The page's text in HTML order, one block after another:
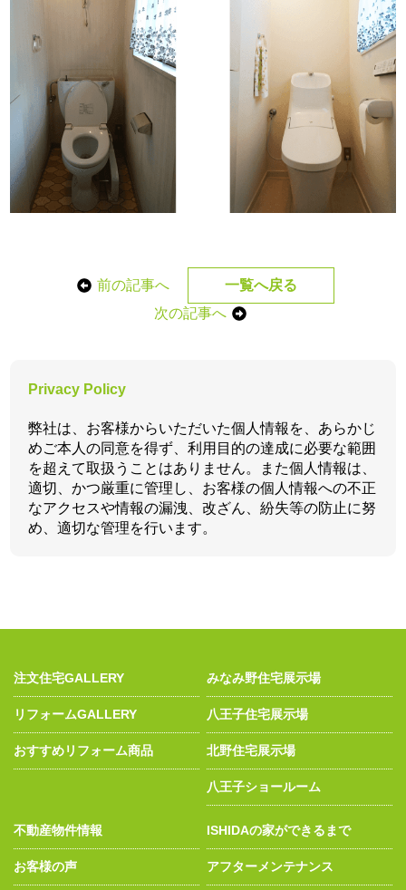
前の記事へ
一覧へ戻る
次の記事へ
Privacy Policy
弊社は、お客様からいただいた個人情報を、あらかじ
めご本人の同意を得ず、利用目的の達成に必要な範囲
を超えて取扱うことはありません。また個人情報は、
適切、かつ厳重に管理し、お客様の個人情報への不正
なアクセスや情報の漏洩、改ざん、紛失等の防止に努
め、適切な管理を行います。
注文住宅GALLERY
リフォームGALLERY
おすすめリフォーム商品
みなみ野住宅展示場
八王子住宅展示場
北野住宅展示場
八王子ショールーム
不動産物件情報
お客様の声
ISHIDAの家ができるまで
アフターメンテナンス